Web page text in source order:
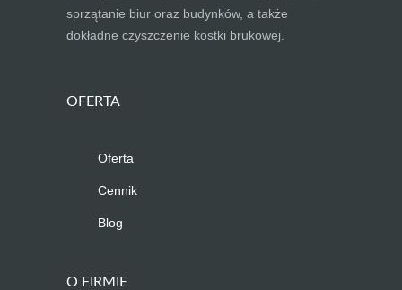
sprzątanie biur oraz budynków, a także
dokładne czyszczenie kostki brukowej.
OFERTA
Oferta
Cennik
Blog
O FIRMIE